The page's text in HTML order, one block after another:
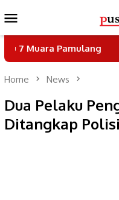
to
contentMenu
Dukung
Home News
Dua Pelaku
Ditangkap Polisi